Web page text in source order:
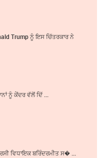
Trump ਨੂੰ ਇਸ ਚਿੱਤਰਕਾਰ ਨੇ
ਨੂੰ ਕੇਂਦਰ ਵੱਲੋਂ ਦਿੱ ...
ਵਿਧਾਇਕ ਬਰਿੰਦਰਮੀਤ ਸ� ...